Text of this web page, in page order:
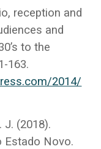
reception and
and
to the
163.
2014/
J. (2018).
Estado Novo.